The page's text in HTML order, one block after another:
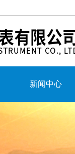
新闻中心